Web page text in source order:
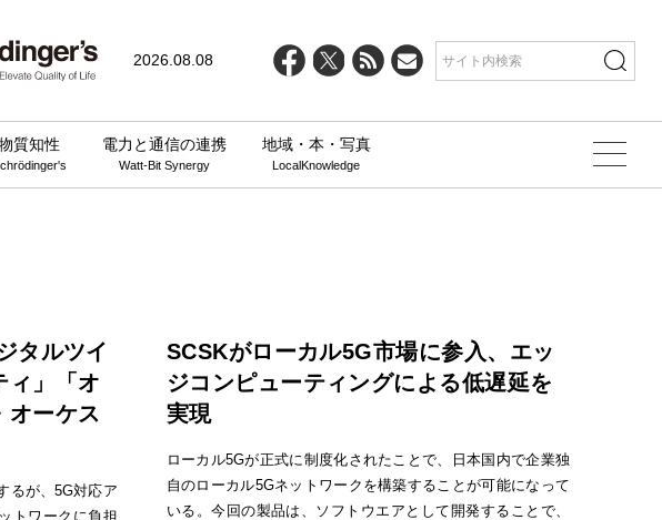
2026.08.08
質知性 電力と通信の連携
Watt-Bit Synergy
地域・本・写真
LocalKnowledge
タルツイ
ィ」「オ
オーケス
るが、5G対応ア
トワークに負担
SCSKがローカル5G市場に参入、エッ
ジコンピューティングによる低遅延を
実現
ローカル5Gが正式に制度化されたことで、日本国内で企業独
自のローカル5Gネットワークを構築することが可能になって
いる。今回の製品は、ソフトウエアとして開発することで、